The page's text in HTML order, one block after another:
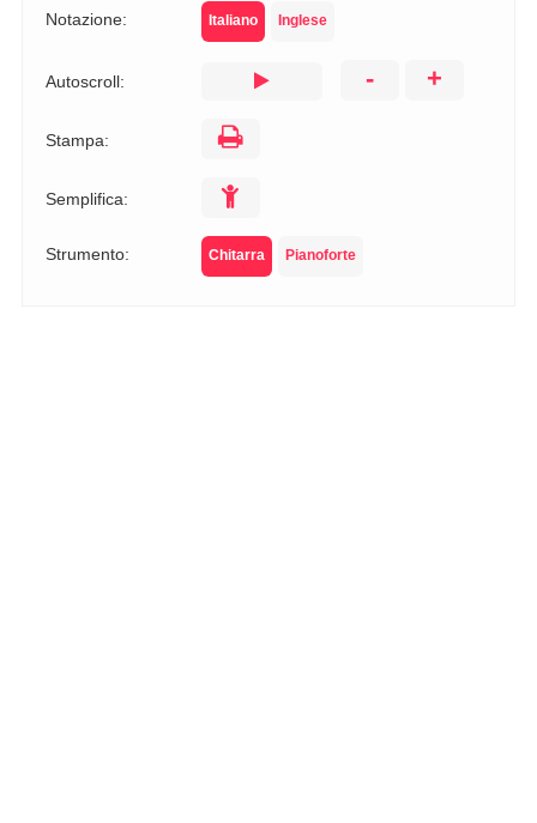
Notazione: Italiano Inglese
Autoscroll: - +
Stampa:
Semplifica:
Strumento: Chitarra Pianoforte